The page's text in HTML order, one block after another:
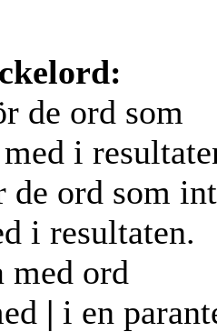
de ord som
i
de ord som
i resultaten.
med ord
| i en